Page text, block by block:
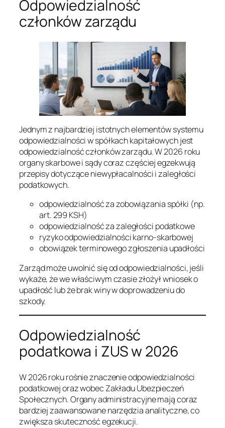
Odpowiedzialność
członków zarządu
Jednym z najbardziej istotnych elementów systemu
odpowiedzialności w spółkach kapitałowych jest
odpowiedzialność członków zarządu. W 2026 roku
organy skarbowe i sądy coraz częściej egzekwują
przepisy dotyczące niewypłacalności i zaległości
podatkowych.
odpowiedzialność za zobowiązania spółki (np.
art. 299 KSH)
odpowiedzialność za zaległości podatkowe
ryzyko odpowiedzialności karno-skarbowej
obowiązek terminowego zgłoszenia upadłości
Zarząd może uwolnić się od odpowiedzialności, jeśli
wykaże, że we właściwym czasie złożył wniosek o
upadłość lub że brak winy w doprowadzeniu do
szkody.
Odpowiedzialność
podatkowa i ZUS w 2026
W 2026 roku rośnie znaczenie odpowiedzialności
podatkowej oraz wobec Zakładu Ubezpieczeń
Społecznych. Organy administracyjne mają coraz
bardziej zaawansowane narzędzia analityczne, co
zwiększa skuteczność egzekucji.